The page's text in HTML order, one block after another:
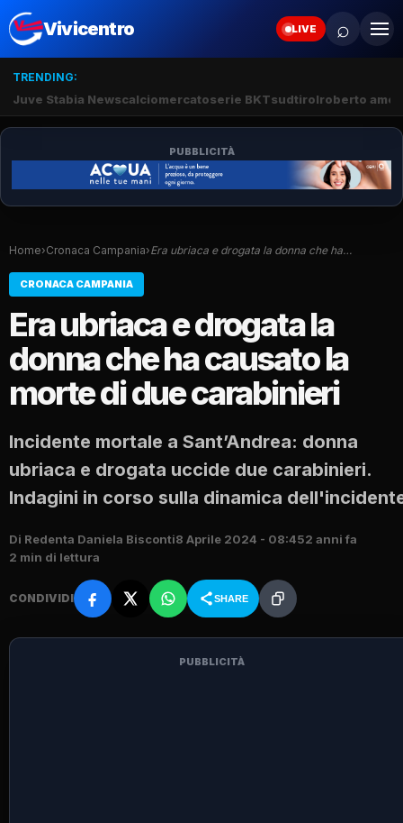
Vivicentro LIVE ⌕
TRENDING:
Juve Stabia Newscalciomercatoserie BKTsudtirolroberto
PUBBLICITÀ
Home›Cronaca Campania›Era ubriaca e drogata la donna che ha…
CRONACA CAMPANIA
Era ubriaca e drogata la
donna che ha causato la
morte di due carabinieri
Incidente mortale a Sant’Andrea: donna
ubriaca e drogata uccide due carabinieri.
Indagini in corso sulla dinamica
Di Redenta Daniela Bisconti8 Aprile 2024 - 08:452 anni fa
2 min di lettura
CONDIVIDI SHARE
PUBBLICITÀ